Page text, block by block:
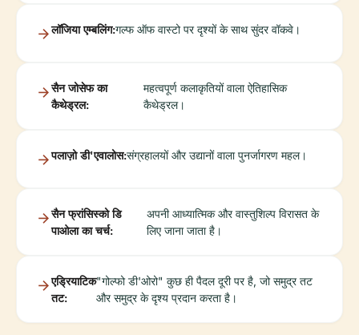
लॉजिया एम्बलिंग:गल्फ ऑफ वास्टो पर दृश्यों के साथ सुंदर वॉकवे।
सैन जोसेफ का
कैथेड्रल:
महत्वपूर्ण कलाकृतियों वाला ऐतिहासिक
कैथेड्रल।
पलाज़ो डी'एवालोस:संग्रहालयों और उद्यानों वाला पुनर्जागरण महल।
सैन फ्रांसिस्को डि
पाओला का चर्च:
अपनी आध्यात्मिक और वास्तुशिल्प विरासत के
लिए जाना जाता है।
एड्रियाटिक
तट:
"गोल्फो डी'ओरो" कुछ ही पैदल दूरी पर है, जो समुद्र तट
और समुद्र के दृश्य प्रदान करता है।